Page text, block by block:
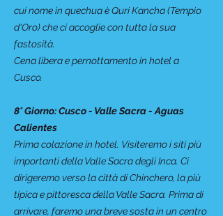
cui nome in quechua è Quri Kancha (Tempio
d'Oro) che ci accoglie con tutta la sua
fastosità.
Cena libera e pernottamento in hotel a
Cusco.
8° Giorno: Cusco - Valle Sacra - Aguas
Calientes
Prima colazione in hotel. Visiteremo i siti più
importanti della Valle Sacra degli Inca. Ci
dirigeremo verso la città di Chinchero, la più
tipica e pittoresca della Valle Sacra. Prima di
arrivare, faremo una breve sosta in un centro